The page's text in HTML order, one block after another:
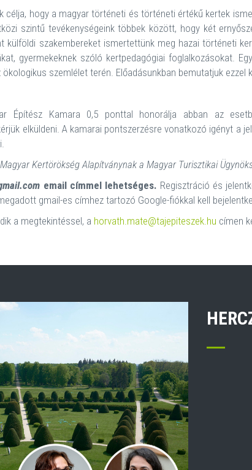
célja, hogy a magyar történeti és történeti értékű kertek
szintű tevékenységeink többek között, hogy két
külföldi szakembereket ismertettünk meg hazai történeti
gyermekeknek szóló kertpedagógiai foglalkozásokat.
szemlélet terén. Előadásunkban bemutatjuk
Építész Kamara 0,5 ponttal honorálja abban az
elküldeni. A kamarai pontszerzésre vonatkozó igényt a
Kertörökség Alapítványnak a Magyar Turisztikai
email címmel lehetséges. Regisztráció és
gmail-es címhez tartozó Google-fiókkal kell
a megtekintéssel, a horvath.mate@tajepiteszek.hu címen